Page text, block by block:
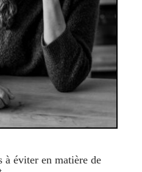
à éviter en matière de